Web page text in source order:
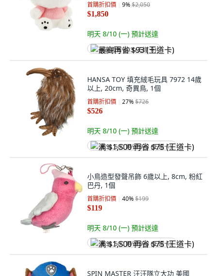
首購折扣價 9%$2,050
$1,850
明天 8/10 (一) 預計送達
最高再省 $93 (王道卡)
HANSA TOY 填充絨毛玩具 7972 14歲
以上, 20cm, 奇異鳥, 1個
首購折扣價 27%$726
$526
明天 8/10 (一) 預計送達
满 $1,500 再省 $75 (王道卡)
小鳥造型發聲吊飾 6歲以上, 8cm, 粉紅
巴丹, 1個
首購折扣價 40%$199
$119
明天 8/10 (一) 預計送達
满 $1,500 再省 $75 (王道卡)
SPIN MASTER 汪汪隊立大功 美國